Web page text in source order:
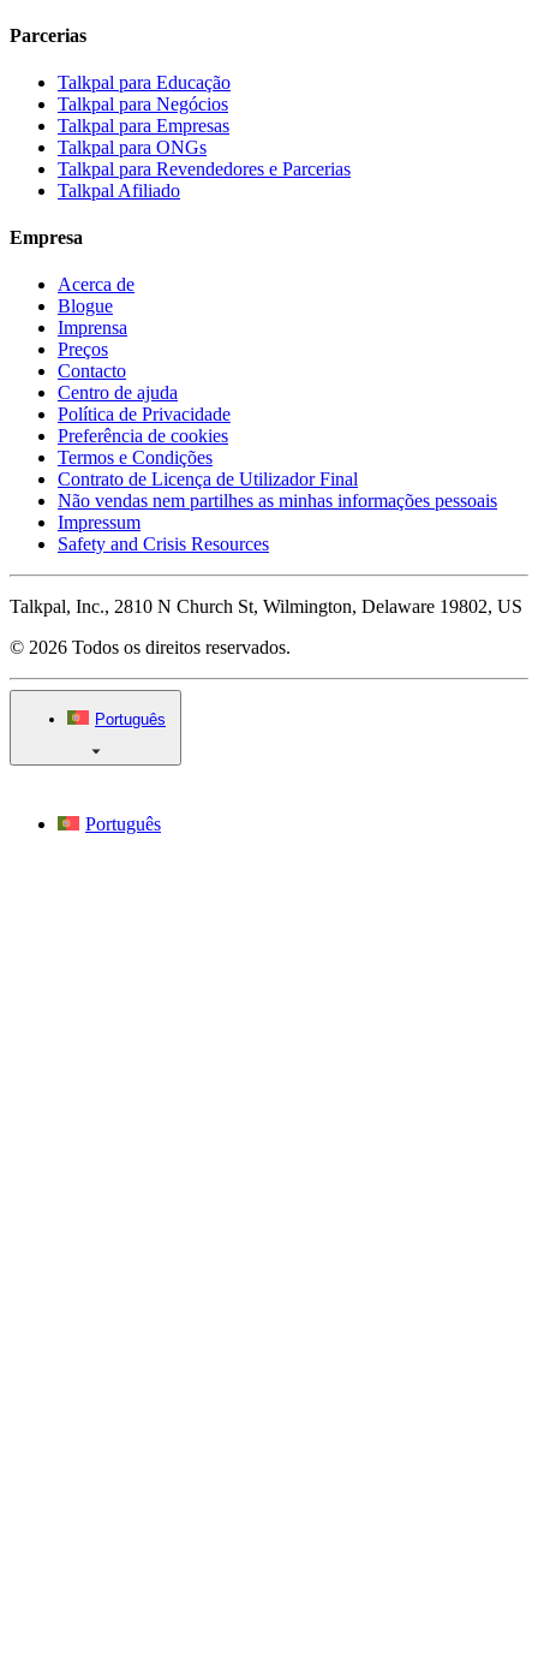
Parcerias
Talkpal para Educação
Talkpal para Negócios
Talkpal para Empresas
Talkpal para ONGs
Talkpal para Revendedores e Parcerias
Talkpal Afiliado
Empresa
Acerca de
Blogue
Imprensa
Preços
Contacto
Centro de ajuda
Política de Privacidade
Preferência de cookies
Termos e Condições
Contrato de Licença de Utilizador Final
Não vendas nem partilhes as minhas informações pessoais
Impressum
Safety and Crisis Resources
Talkpal, Inc., 2810 N Church St, Wilmington, Delaware 19802, US
© 2026 Todos os direitos reservados.
Português
Português